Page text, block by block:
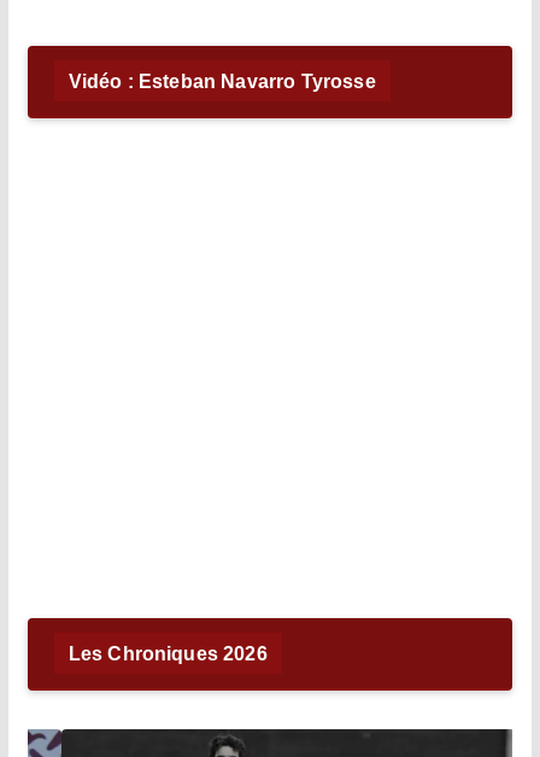
Vidéo : Esteban Navarro Tyrosse
Les Chroniques 2026